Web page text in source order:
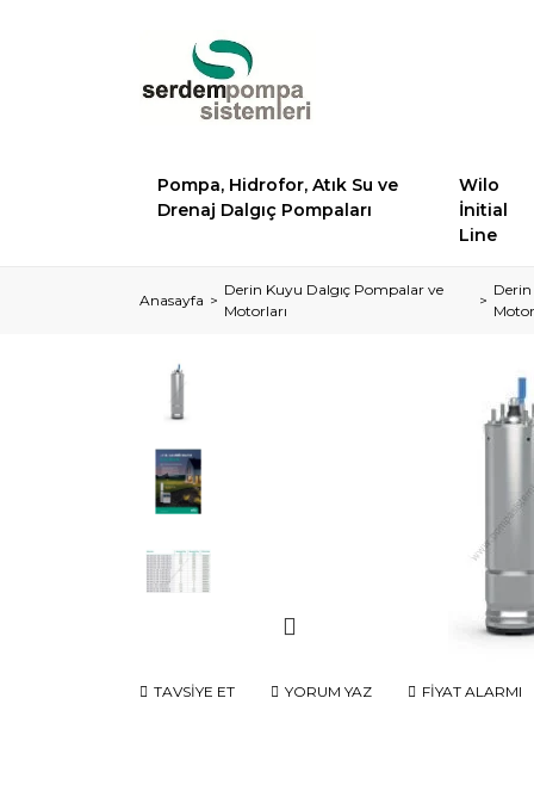
Pompa, Hidrofor, Atık Su ve
Drenaj Dalgıç Pompaları
Wilo
İnitial
Line
Anasayfa
Derin Kuyu Dalgıç Pompalar ve
Motorları
TAVSİYE ET YORUM YAZ FİYAT ALARMI